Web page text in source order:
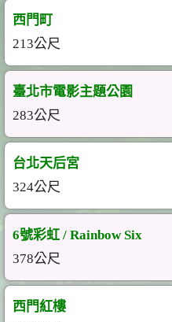
西門町
213公尺
臺北市電影主題公園
283公尺
台北天后宮
324公尺
6號彩虹 / Rainbow Six
378公尺
西門紅樓